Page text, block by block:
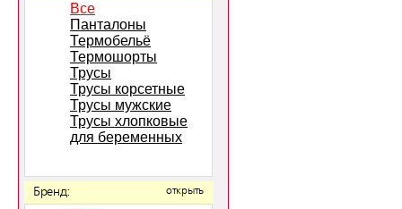
Все
Панталоны
Термобельё
Термошорты
Трусы
Трусы корсетные
Трусы мужские
Трусы хлопковые
для беременных
Бренд: открыть